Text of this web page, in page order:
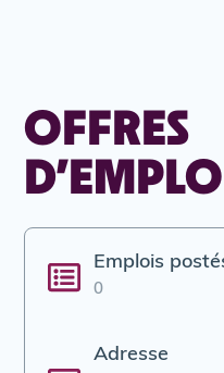
OFFRES
Emplois
0
Adresse